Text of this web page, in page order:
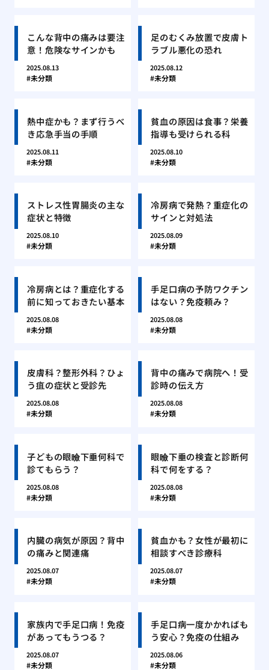
こんな背中の痛みは要注
意！危険なサインかも
2025.08.13
未分類
足のむくみ放置で皮膚ト
ラブル悪化の恐れ
2025.08.12
未分類
熱中症かも？まず行うべ
き応急手当の手順
2025.08.11
未分類
貧血の原因は食事？栄養
指導も受けられる科
2025.08.10
未分類
ストレス性胃腸炎の主な
症状と特徴
2025.08.10
未分類
冷房病で発熱？重症化の
サインと対処法
2025.08.09
未分類
冷房病とは？重症化する
前に知っておきたい基本
2025.08.08
未分類
手足口病の予防ワクチン
はない？免疫頼み？
2025.08.08
未分類
皮膚科？整形外科？ひょ
う疽の症状と受診先
2025.08.08
未分類
背中の痛みで病院へ！受
診時の伝え方
2025.08.08
未分類
子どもの眼瞼下垂何科で
診てもらう？
2025.08.08
未分類
眼瞼下垂の検査と診断何
科で何をする？
2025.08.08
未分類
内臓の病気が原因？背中
の痛みと関連痛
2025.08.07
未分類
貧血かも？女性が最初に
相談すべき診療科
2025.08.07
未分類
家族内で手足口病！免疫
があってもうつる？
2025.08.07
未分類
手足口病一度かかればも
う安心？免疫の仕組み
2025.08.06
未分類